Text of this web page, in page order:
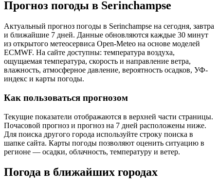
Прогноз погоды в Serinchampsе
Актуальный прогноз погоды в Serinchampsе на сегодня, завтра
и ближайшие 7 дней. Данные обновляются каждые 30 минут
из открытого метеосервиса Open-Meteo на основе моделей
ECMWF. На сайте доступны: температура воздуха,
ощущаемая температура, скорость и направление ветра,
влажность, атмосферное давление, вероятность осадков, УФ-
индекс и карты погоды.
Как пользоваться прогнозом
Текущие показатели отображаются в верхней части страницы.
Почасовой прогноз и прогноз на 7 дней расположены ниже.
Для поиска другого города используйте строку поиска в
шапке сайта. Карты погоды позволяют оценить ситуацию в
регионе — осадки, облачность, температуру и ветер.
Погода в ближайших городах